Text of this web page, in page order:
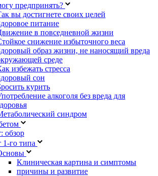
предпринять?
вы достигнете своих целей
питание
в повседневной жизни
снижение избыточного веса
образ жизни, не наносящий вреда
среде
избежать стресса
сон
курить
алкоголя без вреда для
синдром
обзор
1-го типа
Клиническая картина и симптомы
причины и развитие